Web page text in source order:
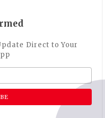
Direct to Your